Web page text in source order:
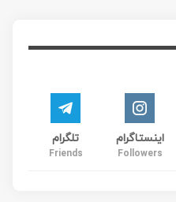
اینستاگرام
Followers
تلگرام
Friends